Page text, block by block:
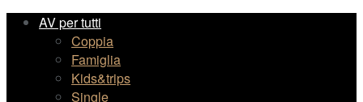
AV per tutti
Coppia
Famiglia
Kids&trips
Single